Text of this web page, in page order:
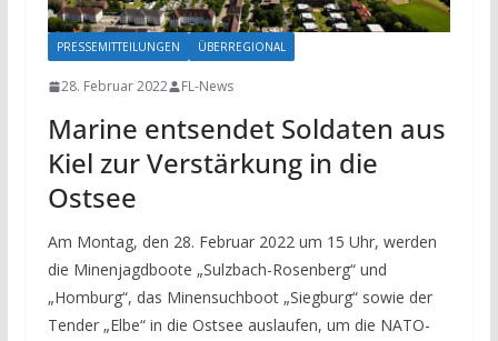
PRESSEMITTEILUNGEN ÜBERREGIONAL
28. Februar 2022 FL-News
Marine entsendet Soldaten aus
Kiel zur Verstärkung in die
Ostsee
Am Montag, den 28. Februar 2022 um 15 Uhr, werden
die Minenjagdboote „Sulzbach-Rosenberg“ und
„Homburg“, das Minensuchboot „Siegburg“ sowie der
Tender „Elbe“ in die Ostsee auslaufen, um die NATO-